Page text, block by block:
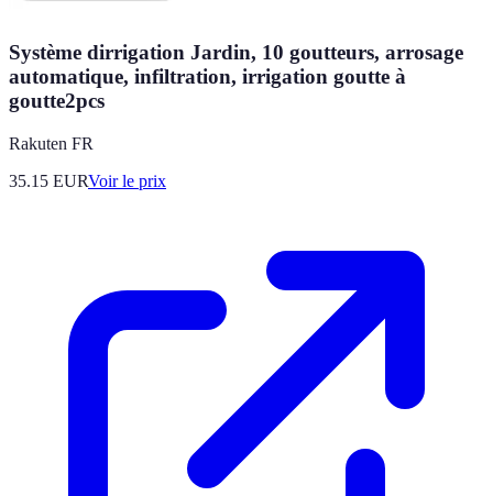
Système dirrigation Jardin, 10 goutteurs, arrosage
automatique, infiltration, irrigation goutte à
goutte2pcs
Rakuten FR
35.15 EURVoir le prix